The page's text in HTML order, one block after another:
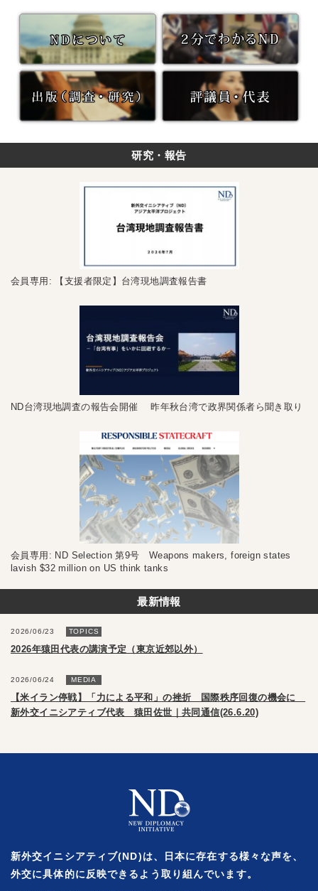
規・
パ
ー
ト）
募
集
◆
研究・報告
会員専用: 【支援者限定】台湾現地調査報告書
ND台湾現地調査の報告会開催 昨年秋台湾で政界関係者ら聞き取り
会員専用: ND Selection 第9号 Weapons makers, foreign states
lavish $32 million on US think tanks
最新情報
2026/06/23 TOPICS
2026年猿田代表の講演予定（東京近郊以外）
2026/06/24 MEDIA
【米イラン停戦】「力による平和」の挫折 国際秩序回復の機会に
新外交イニシアティブ代表 猿田佐世｜共同通信(26.6.20)
新外交イニシアティブ(ND)は、日本に存在する様々な声を、
外交に具体的に反映できるよう取り組んでいます。